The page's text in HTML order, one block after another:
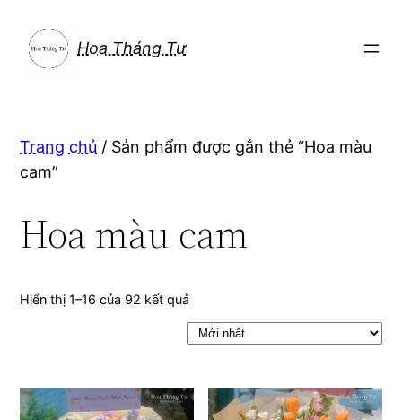
phần
Hoa Tháng Tư
Trang chủ / Sản phẩm được gắn thẻ “Hoa màu
cam”
Hoa màu cam
Hiển thị 1–16 của 92 kết quả